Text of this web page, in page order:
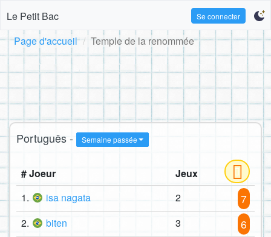
Le Petit Bac Se connecter
Page d'accueil Temple de la renommée
Português - Semaine passée
# Joeur
Jeux
1.
isa nagata 2 7
2. biten 3 6